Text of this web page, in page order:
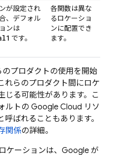
が設定され
、デフォル
ンは
です。
各関数は異な
るロケーショ
ンに配置でき
ます。
プロダクトの使用を開始
れらのプロダクト間にロケ
じる可能性があります。こ
ルトの Google Cloud リソ
ばれることもあります。
関係の詳細。
ケーションは、Google が